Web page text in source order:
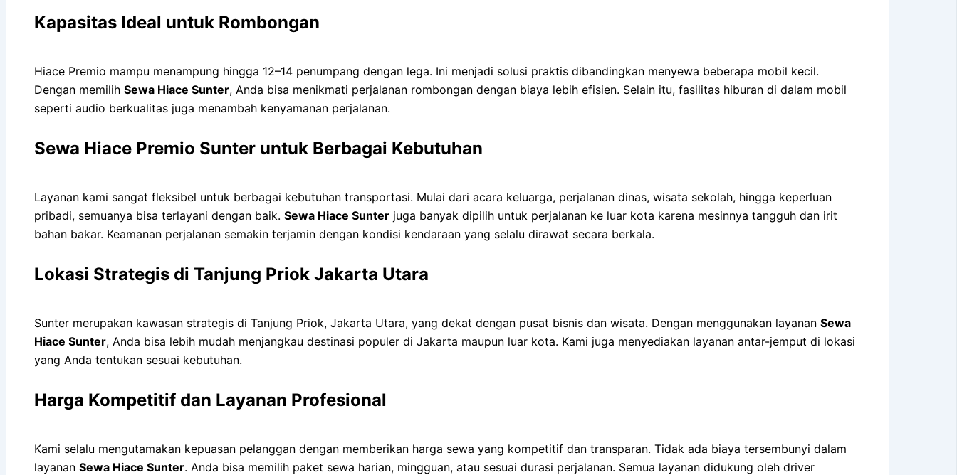
Kapasitas Ideal untuk Rombongan
Hiace Premio mampu menampung hingga 12–14 penumpang dengan lega. Ini menjadi solusi praktis dibandingkan menyewa beberapa mobil kecil.
Dengan memilih Sewa Hiace Sunter, Anda bisa menikmati perjalanan rombongan dengan biaya lebih efisien. Selain itu, fasilitas hiburan di dalam mobil
seperti audio berkualitas juga menambah kenyamanan perjalanan.
Sewa Hiace Premio Sunter untuk Berbagai Kebutuhan
Layanan kami sangat fleksibel untuk berbagai kebutuhan transportasi. Mulai dari acara keluarga, perjalanan dinas, wisata sekolah, hingga keperluan
pribadi, semuanya bisa terlayani dengan baik. Sewa Hiace Sunter juga banyak dipilih untuk perjalanan ke luar kota karena mesinnya tangguh dan irit
bahan bakar. Keamanan perjalanan semakin terjamin dengan kondisi kendaraan yang selalu dirawat secara berkala.
Lokasi Strategis di Tanjung Priok Jakarta Utara
Sunter merupakan kawasan strategis di Tanjung Priok, Jakarta Utara, yang dekat dengan pusat bisnis dan wisata. Dengan menggunakan layanan Sewa
Hiace Sunter, Anda bisa lebih mudah menjangkau destinasi populer di Jakarta maupun luar kota. Kami juga menyediakan layanan antar-jemput di lokasi
yang Anda tentukan sesuai kebutuhan.
Harga Kompetitif dan Layanan Profesional
Kami selalu mengutamakan kepuasan pelanggan dengan memberikan harga sewa yang kompetitif dan transparan. Tidak ada biaya tersembunyi dalam
layanan Sewa Hiace Sunter. Anda bisa memilih paket sewa harian, mingguan, atau sesuai durasi perjalanan. Semua layanan didukung oleh driver